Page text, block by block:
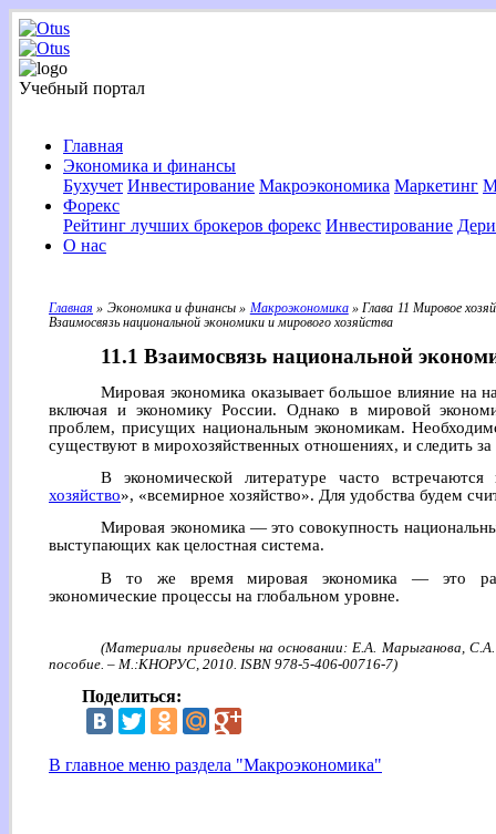
Учебный портал
Главная
Экономика и финансы
Бухучет Инвестирование Макроэкономика Маркетинг
Форекс
Рейтинг лучших брокеров форекс Инвестирование
О нас
Главная » Экономика и финансы » Макроэкономика» Глава 11 Мировое
Взаимосвязь национальной экономики и мирового хозяйства
11.1 Взаимосвязь национальной
Мировая экономика оказывает большое влияние на
включая и экономику России. Однако в мировой
проблем, присущих национальным экономикам.
существуют в мирохозяйственных отношениях, и следить за
В экономической литературе часто
хозяйство», «всемирное хозяйство». Для удобства будем
Мировая экономика — это совокупность
выступающих как целостная система.
В то же время мировая экономика — это
экономические процессы на глобальном уровне.
(Материалы приведены на основании: Е.А. Марыганова,
пособие. – М.:КНОРУС, 2010. ISBN 978-5-406-00716-7)
Поделиться:
В главное меню раздела "Макроэкономика"